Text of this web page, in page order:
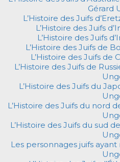
Gérard
L’Histoire des Juifs
L’Histoire des Juifs
L’Histoire des Juifs
L’Histoire des Juifs de
L’Histoire des Juifs de
L’Histoire des Juifs de
L’Histoire des Juifs du
L’Histoire des Juifs du nord
L’Histoire des Juifs du sud
Les personnages juifs ayant